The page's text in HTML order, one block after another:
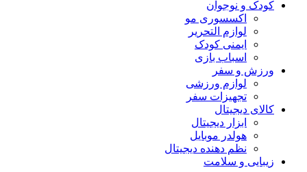
کودک و نوجوان
اکسسوری مو
لوازم التحریر
ایمنی کودک
اسباب بازی
ورزش و سفر
لوازم ورزشی
تجهیزات سفر
کالای دیجیتال
ابزار دیجیتال
هولدر موبایل
نظم دهنده دیجیتال
زیبایی و سلامت